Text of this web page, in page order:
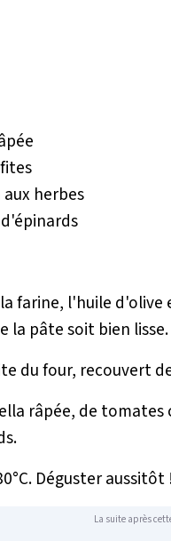
herbes
farine, l'huile
la pâte soit bien lisse.
du four, recouvert
râpée, de
Déguster aussitôt
La suite après